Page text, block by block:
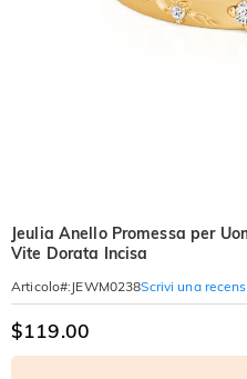
Jeulia Anello Promessa per
Vite Dorata Incisa
Articolo#: JEWM0238Scrivi una
$119.00